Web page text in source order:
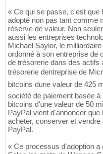
« Ce qui se passe, c'est que
adopté non pas tant comme
réserve de valeur. Non
aussi les entreprises
Michael Saylor, le
ordonné à son entreprise de
de trésorerie dans des actifs
trésorerie dentreprise de
bitcoins dune valeur de 425
société de paiement basée
bitcoins d'une valeur de 50
PayPal vient d'annoncer
acheter, conserver et
PayPal.
« Ce processus d'adoption